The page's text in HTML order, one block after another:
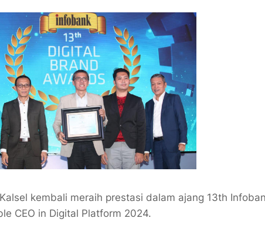
kembali meraih prestasi dalam ajang 13th
CEO in Digital Platform 2024.